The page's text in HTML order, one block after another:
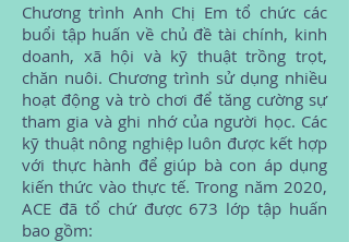
Chương trình Anh Chị Em tổ chức các
buổi tập huấn về chủ đề tài chính, kinh
doanh, xã hội và kỹ thuật trồng trọt,
chăn nuôi. Chương trình sử dụng nhiều
hoạt động và trò chơi để tăng cường sự
tham gia và ghi nhớ của người học. Các
kỹ thuật nông nghiệp luôn được kết hợp
với thực hành để giúp bà con áp dụng
kiến thức vào thực tế. Trong năm 2020,
ACE đã tổ chứ được 673 lớp tập huấn
bao gồm: